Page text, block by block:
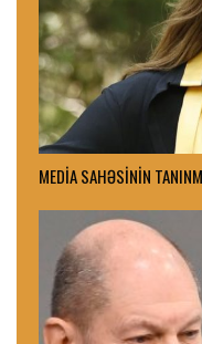
MEDİA SAHƏSİNİN